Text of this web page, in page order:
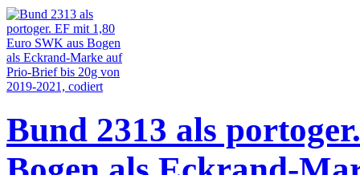
Bund 2313 als